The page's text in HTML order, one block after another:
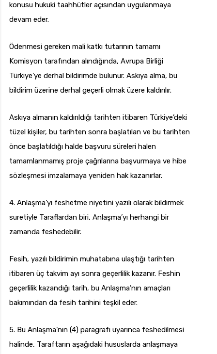
konusu hukuki taahhütler açısından uygulanmaya
devam eder.
Ödenmesi gereken mali katkı tutarının tamamı
Komisyon tarafından alındığında, Avrupa Birliği
Türkiye’ye derhal bildirimde bulunur. Askıya alma, bu
bildirim üzerine derhal geçerli olmak üzere kaldırılır.
Askıya almanın kaldırıldığı tarihten itibaren Türkiye’deki
tüzel kişiler, bu tarihten sonra başlatılan ve bu tarihten
önce başlatıldığı halde başvuru süreleri halen
tamamlanmamış proje çağrılarına başvurmaya ve hibe
sözleşmesi imzalamaya yeniden hak kazanırlar.
4. Anlaşma’yı feshetme niyetini yazılı olarak bildirmek
suretiyle Taraflardan biri, Anlaşma’yı herhangi bir
zamanda feshedebilir.
Fesih, yazılı bildirimin muhatabına ulaştığı tarihten
itibaren üç takvim ayı sonra geçerlilik kazanır. Feshin
geçerlilik kazandığı tarih, bu Anlaşma’nın amaçları
bakımından da fesih tarihini teşkil eder.
5. Bu Anlaşma’nın (4) paragrafı uyarınca feshedilmesi
halinde, Taraftarın aşağıdaki hususlarda anlaşmaya